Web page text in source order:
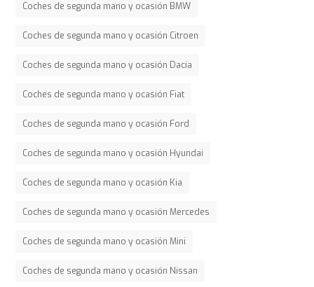
Coches de segunda mano y ocasión BMW
Coches de segunda mano y ocasión Citroen
Coches de segunda mano y ocasión Dacia
Coches de segunda mano y ocasión Fiat
Coches de segunda mano y ocasión Ford
Coches de segunda mano y ocasión Hyundai
Coches de segunda mano y ocasión Kia
Coches de segunda mano y ocasión Mercedes
Coches de segunda mano y ocasión Mini
Coches de segunda mano y ocasión Nissan